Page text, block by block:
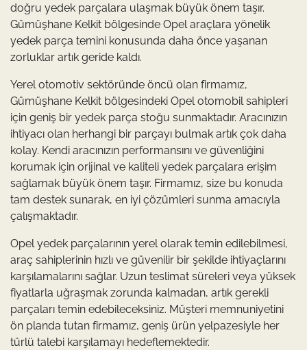
doğru yedek parçalara ulaşmak büyük önem taşır.
Gümüşhane Kelkit bölgesinde Opel araçlara yönelik
yedek parça temini konusunda daha önce yaşanan
zorluklar artık geride kaldı.
Yerel otomotiv sektöründe öncü olan firmamız,
Gümüşhane Kelkit bölgesindeki Opel otomobil sahipleri
için geniş bir yedek parça stoğu sunmaktadır. Aracınızın
ihtiyacı olan herhangi bir parçayı bulmak artık çok daha
kolay. Kendi aracınızın performansını ve güvenliğini
korumak için orijinal ve kaliteli yedek parçalara erişim
sağlamak büyük önem taşır. Firmamız, size bu konuda
tam destek sunarak, en iyi çözümleri sunma amacıyla
çalışmaktadır.
Opel yedek parçalarının yerel olarak temin edilebilmesi,
araç sahiplerinin hızlı ve güvenilir bir şekilde ihtiyaçlarını
karşılamalarını sağlar. Uzun teslimat süreleri veya yüksek
fiyatlarla uğraşmak zorunda kalmadan, artık gerekli
parçaları temin edebileceksiniz. Müşteri memnuniyetini
ön planda tutan firmamız, geniş ürün yelpazesiyle her
türlü talebi karşılamayı hedeflemektedir.